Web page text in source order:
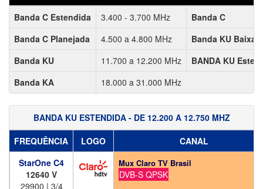
Banda C Estendida
3.400 - 3.700 MHz
Banda C
Banda C Planejada
4.500 a 4.800 MHz
Banda KU Baixa
Banda KU
11.700 a 12.200 MHz
BANDA KU
Banda KA
18.000 a 31.000 MHz
BANDA KU ESTENDIDA - DE 12.200 A 12.750 MHZ
FREQUÊNCIA
LOGO
CANAL
StarOne C4
12640 V
29900 | 3/4
Mux Claro TV Brasil
DVB-S QPSK